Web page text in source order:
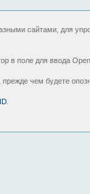
сайтами, для
в поле для ввода
чем будете
.